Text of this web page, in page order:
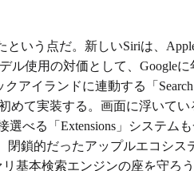
いう点だ。新しいSiriは、
使用の対価として、Google
イランドに連動する「
めて実装する。画面に浮いて
る「Extensions」システム
鎖的だったアップルエコシス
基本検索エンジンの座を守ろ